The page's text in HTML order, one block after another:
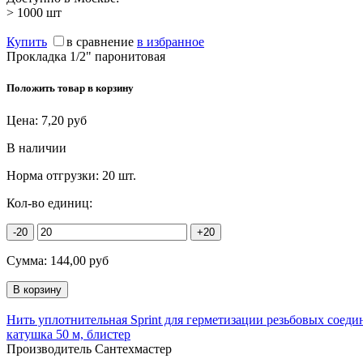
> 1000 шт
Купить в сравнение в избранное
Прокладка 1/2" паронитовая
Положить товар в корзину
Цена: 7,20 руб
В наличии
Норма отгрузки: 20 шт.
Кол-во единиц:
-20 +20
Сумма: 144,00 руб
Нить уплотнительная Sprint для герметизации резьбовых
катушка 50 м, блистер
Производитель Сантехмастер